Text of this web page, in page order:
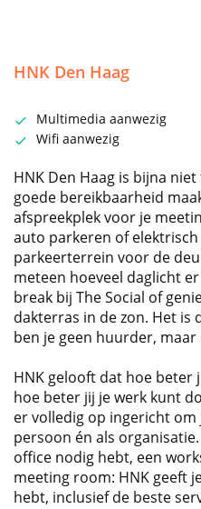
HNK Den Haag
Multimedia aanwezig
Wifi aanwezig
HNK Den Haag is bijna
goede bereikbaarheid
afspreekplek voor je
auto parkeren of
parkeerterrein voor de
meteen hoeveel daglicht
break bij The Social of
dakterras in de zon. Het is
ben je geen huurder, maar
HNK gelooft dat hoe beter
hoe beter jij je werk kunt
er volledig op ingericht
persoon én als
office nodig hebt, een
meeting room: HNK geeft
hebt, inclusief de beste